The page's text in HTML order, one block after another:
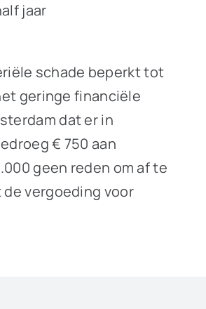
jaar
schade beperkt tot
geringe financiële
dat er in
€ 750 aan
geen reden om af te
vergoeding voor